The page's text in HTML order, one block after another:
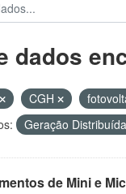
dados
CGH
Geração Distribuída
de Mini e